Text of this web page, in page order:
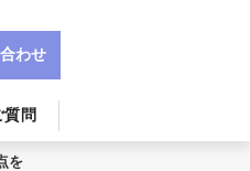
質問
わせ
を